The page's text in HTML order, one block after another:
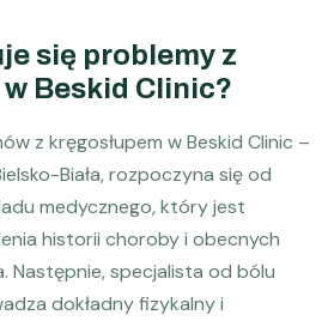
się problemy z
w Beskid Clinic?
z kręgosłupem w Beskid Clinic –
Biała, rozpoczyna się od
medycznego, który jest
historii choroby i obecnych
Następnie, specjalista od bólu
dokładny fizykalny i